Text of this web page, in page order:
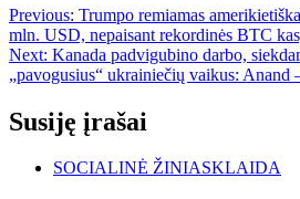
Previous: Trumpo remiamas
mln. USD, nepaisant rekordinės BTC
Next: Kanada padvigubino darbo,
„pavogusius“ ukrainiečių vaikus: Anand
Susiję įrašai
SOCIALINĖ ŽINIASKLAIDA